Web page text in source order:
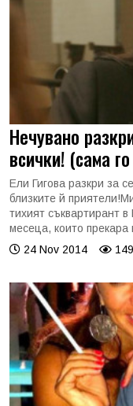
Нечувано
всички! (сама
Ели Гигова разкри за
близките й
тихият съквартирант
месеца, които
24 Nov 2014